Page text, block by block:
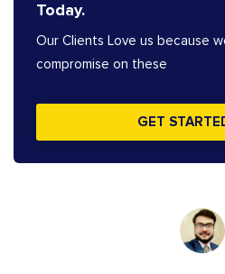
Today.
Our Clients Love us because
compromise on these
GET